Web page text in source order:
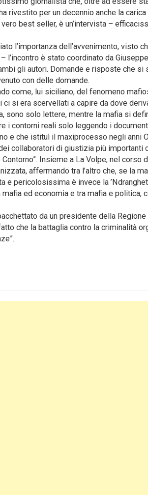
rivestito per un decennio anche la
best seller, è un’intervista –
l’importanza dell’avvenimento, visto
l’incontro è stato coordinato da
gli autori. Domande e risposte che si
con delle domande.
come, lui siciliano, del fenomeno
ci si era scervellati a capire da dove
sono solo lettere, mentre la mafia si
i contorni reali solo leggendo i
e che istituì il maxiprocesso negli anni
collaboratori di giustizia più importanti
Insieme a La Volpe, nel corso
affermando tra l’altro che, se la
e pericolosissima è invece la
ed economia e tra mafia e politica,
da un presidente della
che la battaglia contro la criminalità